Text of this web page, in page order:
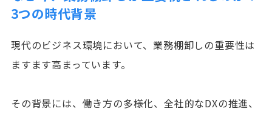
3つの時代背景
現代のビジネス環境において、業務棚卸しの重要性は
ますます高まっています。
その背景には、働き方の多様化、全社的なDXの推進、